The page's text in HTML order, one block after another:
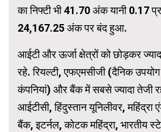
का निफ्टी भी 41.70 अंक यानी 0.17
24,167.25 अंक पर बंद हुआ.
आईटी और ऊर्जा क्षेत्रों को छोड़कर
रहे. रियल्टी, एफएमसीजी (दैनिक उपयोग
कंपनियां) और बैंक में सबसे ज्यादा तेजी
आईटीसी, हिंदुस्तान यूनिलीवर, महिंद्रा
बैंक, इटर्नल, कोटक महिंद्रा, भारतीय